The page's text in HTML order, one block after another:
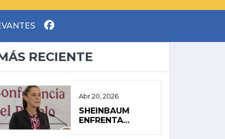
RECIENTE
Abr 20, 2026
SHEINBAUM
ENFRENTA